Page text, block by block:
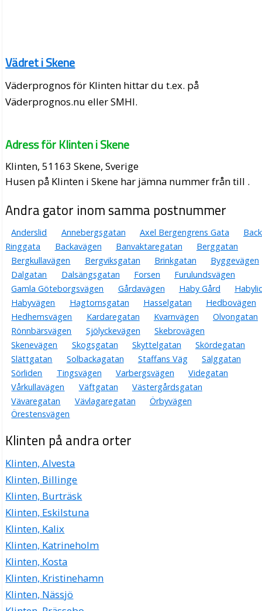
Vädret i Skene
Väderprognos för Klinten hittar du t.ex. på
Väderprognos.nu eller SMHI.
Adress för Klinten i Skene
Klinten, 51163 Skene, Sverige
Husen på Klinten i Skene har jämna nummer från till .
Andra gator inom samma postnummer
Anderslid Annebergsgatan Axel Bergengrens Gata
Ringgata
Backavägen Banvaktaregatan
Berggatan
Bergkullavägen
Bergviksgatan Brinkgatan
Byggevägen
Dalgatan
Dalsängsgatan Forsen
Furulundsvägen
Gamla Göteborgsvägen
Gårdavägen Haby Gård
Habyvägen
Hagtornsgatan Hasselgatan
Hedbovägen
Hedhemsvägen
Kardaregatan Kvarnvägen
Olvongatan
Rönnbärsvägen
Sjölyckevägen
Skebrovägen
Skenevägen
Skogsgatan Skyttelgatan
Skördegatan
Slättgatan
Solbackagatan Staffans Väg
Sälggatan
Sörliden
Tingsvägen Varbergsvägen
Videgatan
Vårkullavägen
Väftgatan
Västergårdsgatan
Vävaregatan
Vävlagaregatan
Örbyvägen
Örestensvägen
Klinten på andra orter
Klinten, Alvesta
Klinten, Billinge
Klinten, Burträsk
Klinten, Eskilstuna
Klinten, Kalix
Klinten, Katrineholm
Klinten, Kosta
Klinten, Kristinehamn
Klinten, Nässjö